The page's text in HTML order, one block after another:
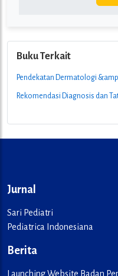
Buku Terkait
Pendekatan Dermatologi
Rekomendasi Diagnosis dan
Jurnal
Sari Pediatri
Pediatrica Indonesiana
Berita
Launching Website Badan